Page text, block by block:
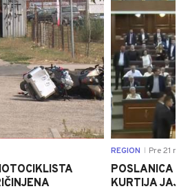
REGION Pre 21
POSLANICA
KURTIJA